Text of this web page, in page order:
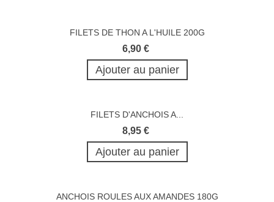
FILETS DE THON A L'HUILE 200G
6,90 €
Ajouter au panier
FILETS D'ANCHOIS A...
8,95 €
Ajouter au panier
ANCHOIS ROULES AUX AMANDES 180G